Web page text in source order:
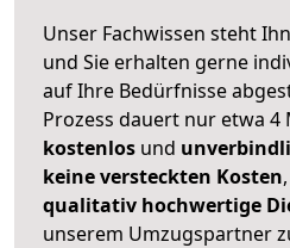
Unser Fachwissen steht
und Sie erhalten gerne
auf Ihre Bedürfnisse
Prozess dauert nur etwa
kostenlos und
keine versteckten Kosten
qualitativ hochwertige
unserem Umzugspartner